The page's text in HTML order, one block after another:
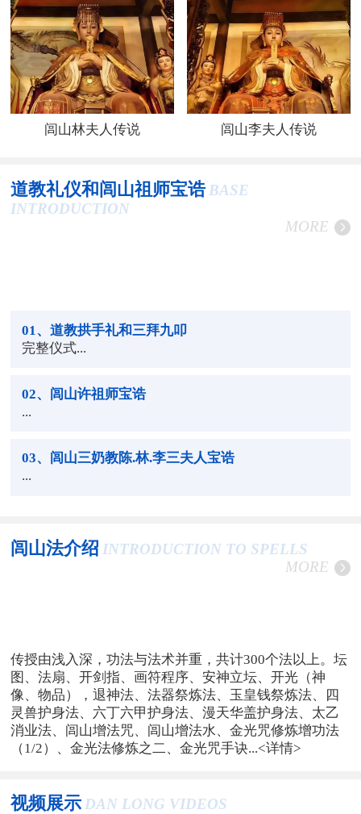
闾山林夫人传说 闾山李夫人传说
道教礼仪和闾山祖师宝诰 BASE
INTRODUCTION
MORE
01 、道教拱手礼和三拜九叩
完整仪式...
02、闾山许祖师宝诰
...
03、闾山三奶教陈.林.李三夫人宝诰
...
闾山法介绍 INTRODUCTION TO SPELLS
MORE
传授由浅入深，功法与法术并重，共计300个法以上。坛
图、法扇、开剑指、画符程序、安神立坛、开光（神
像、物品），退神法、法器祭炼法、玉皇钱祭炼法、四
灵兽护身法、六丁六甲护身法、漫天华盖护身法、太乙
消业法、闾山增法咒、闾山增法水、金光咒修炼增功法
（1/2）、金光法修炼之二、金光咒手诀...<详情>
视频展示 DAN LONG VIDEOS